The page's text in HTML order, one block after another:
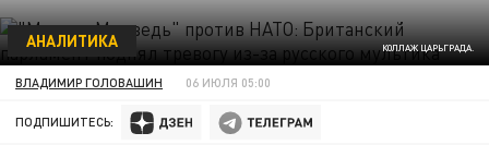
КОЛЛАЖ ЦАРЬГРАДА.
АНАЛИТИКА
ВЛАДИМИР ГОЛОВАШИН 06 ИЮЛЯ 05:00
ПОДПИШИТЕСЬ: